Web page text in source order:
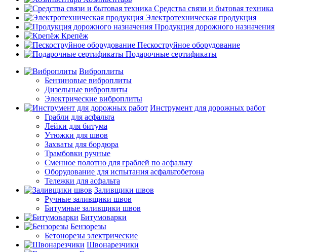
Средства связи и бытовая техника
Электротехническая продукция
Продукция дорожного назначения
Крепёж
Пескоструйное оборудование
Подарочные сертификаты
Виброплиты
Бензиновые виброплиты
Дизельные виброплиты
Электрические виброплиты
Инструмент для дорожных работ
Грабли для асфальта
Лейки для битума
Утюжки для швов
Захваты для бордюра
Трамбовки ручные
Сменное полотно для граблей по асфальту
Оборудование для испытания асфальтобетона
Тележки для асфальта
Заливщики швов
Ручные заливщики швов
Битумные заливщики швов
Битумоварки
Бензорезы
Бетонорезы электрические
Швонарезчики